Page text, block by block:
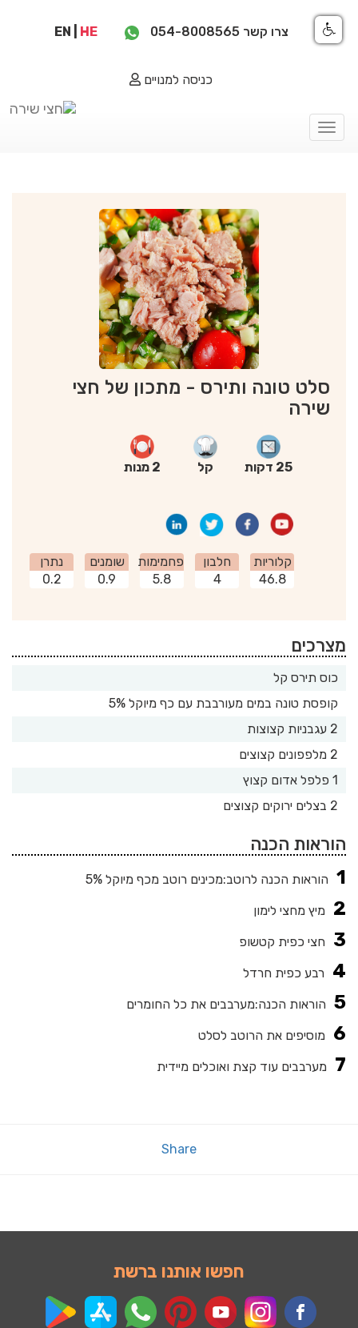
צרו קשר054-8008565
EN HE
כניסה למנויים
Toggle
סלט טונה ותירס - מתכון של חצי
שירה
25 דקות קל 2 מנות
קלוריות
46.8
חלבון
4
פחמימות
5.8
שומנים
0.9
נתרן
0.2
מצרכים
כוס תירס קל
קופסת טונה במים מעורבבת עם כף מיוקל 5%
2 עגבניות קצוצות
2 מלפפונים קצוצים
1 פלפל אדום קצוץ
2 בצלים ירוקים קצוצים
הוראות הכנה
הוראות הכנה לרוטב:מכינים רוטב מכף מיוקל 5%
מיץ מחצי לימון
חצי כפית קטשופ
רבע כפית חרדל
הוראות הכנה:מערבבים את כל החומרים
מוסיפים את הרוטב לסלט
מערבבים עוד קצת ואוכלים מיידית
Share
חפשו אותנו ברשת